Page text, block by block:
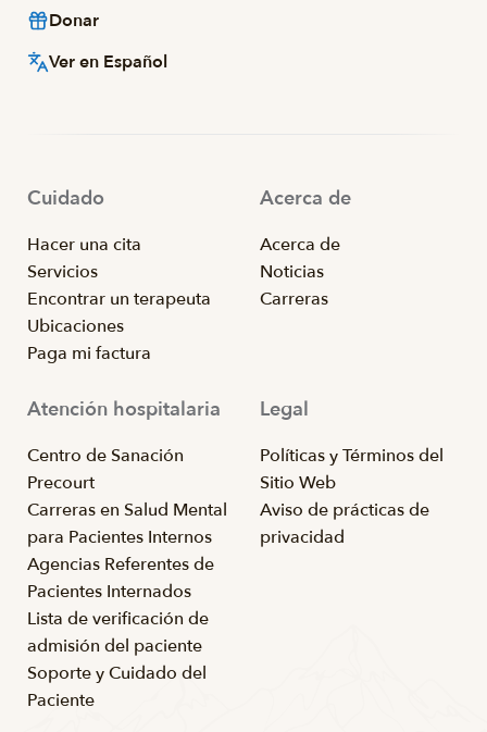
Donar
Ver en Español
Cuidado
Hacer una cita
Servicios
Encontrar un terapeuta
Ubicaciones
Paga mi factura
Acerca de
Acerca de
Noticias
Carreras
Atención hospitalaria
Centro de Sanación
Precourt
Carreras en Salud Mental
para Pacientes Internos
Agencias Referentes de
Pacientes Internados
Lista de verificación de
admisión del paciente
Soporte y Cuidado del
Paciente
Legal
Políticas y Términos del
Sitio Web
Aviso de prácticas de
privacidad